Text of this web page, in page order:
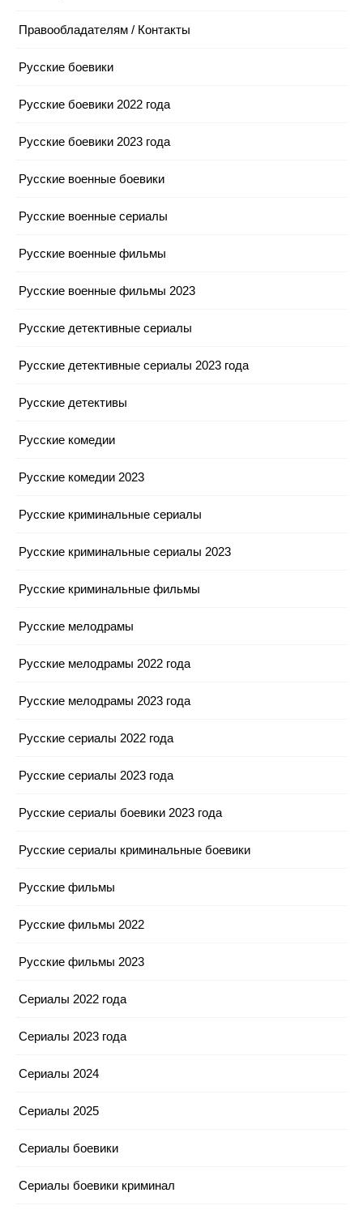
Правообладателям / Контакты
Русские боевики
Русские боевики 2022 года
Русские боевики 2023 года
Русские военные боевики
Русские военные сериалы
Русские военные фильмы
Русские военные фильмы 2023
Русские детективные сериалы
Русские детективные сериалы 2023 года
Русские детективы
Русские комедии
Русские комедии 2023
Русские криминальные сериалы
Русские криминальные сериалы 2023
Русские криминальные фильмы
Русские мелодрамы
Русские мелодрамы 2022 года
Русские мелодрамы 2023 года
Русские сериалы 2022 года
Русские сериалы 2023 года
Русские сериалы боевики 2023 года
Русские сериалы криминальные боевики
Русские фильмы
Русские фильмы 2022
Русские фильмы 2023
Сериалы 2022 года
Сериалы 2023 года
Сериалы 2024
Сериалы 2025
Сериалы боевики
Сериалы боевики криминал